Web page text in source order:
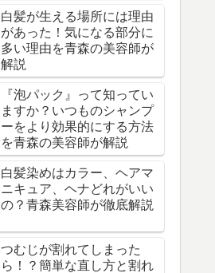
白髪が生える場所には理由
があった！気になる部分に
多い理由を青森の美容師が
解説
『泡パック』って知ってい
ますか？いつものシャンプ
ーをより効果的にする方法
を青森の美容師が解説
白髪染めはカラー、ヘアマ
ニキュア、ヘナどれがいい
の？青森美容師が徹底解説
つむじが割れてしまった
ら！？簡単な直し方と割れ